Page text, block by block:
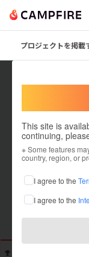
プロジェクトを掲載
This site is
continuing,
※ Some features
country, region, or
I agree to the
I agree to the
出身国：未設定